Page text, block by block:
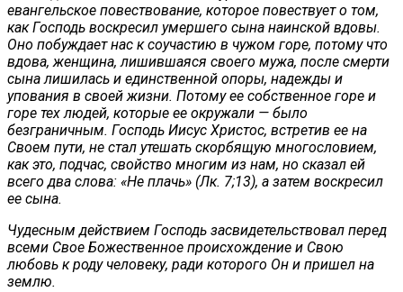
евангельское повествование, которое повествует о том,
как Господь воскресил умершего сына наинской вдовы.
Оно побуждает нас к соучастию в чужом горе, потому что
вдова, женщина, лишившаяся своего мужа, после смерти
сына лишилась и единственной опоры, надежды и
упования в своей жизни. Потому ее собственное горе и
горе тех людей, которые ее окружали — было
безграничным. Господь Иисус Христос, встретив ее на
Своем пути, не стал утешать скорбящую многословием,
как это, подчас, свойство многим из нам, но сказал ей
всего два слова: «Не плачь» (Лк. 7;13), а затем воскресил
ее сына.
Чудесным действием Господь засвидетельствовал перед
всеми Свое Божественное происхождение и Свою
любовь к роду человеку, ради которого Он и пришел на
землю.